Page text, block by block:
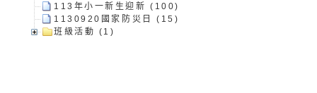
徵件活動」海報
字稿及LCD託播影（
函轉有關身心障礙者
113年小一新生迎新 (100)
1130920國家防災日 (15)
班級活動 (1)